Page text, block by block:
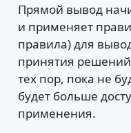
Прямой вывод
и применяет
правила) для
принятия
тех пор, пока не
будет больше
применения.